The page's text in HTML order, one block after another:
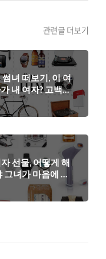
관련글 더보기
녀 떠보기, 이 여
내 여자? 고백을
해도 될까?
선물, 어떻게 해
그녀가 마음에 들
할까? - 선물에 관
한 조언